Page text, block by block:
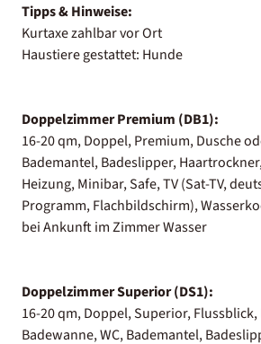
Tipps & Hinweise:
Kurtaxe zahlbar vor Ort
Haustiere gestattet: Hunde
Doppelzimmer Premium (DB1):
16-20 qm, Doppel, Premium, Dusche
Bademantel, Badeslipper,
Heizung, Minibar, Safe, TV (Sat-TV,
Programm, Flachbildschirm),
bei Ankunft im Zimmer Wasser
Doppelzimmer Superior (DS1):
16-20 qm, Doppel, Superior,
Badewanne, WC, Bademantel,